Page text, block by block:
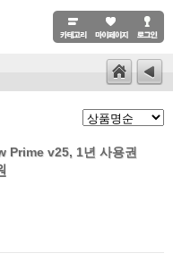
Prime v25, 1년 사용권